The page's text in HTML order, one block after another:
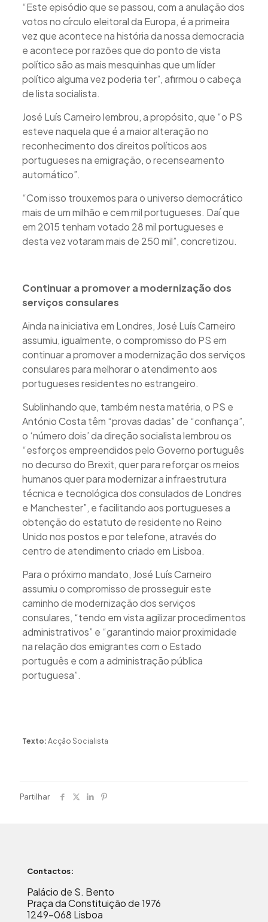
“Este episódio que se passou, com a anulação dos
votos no círculo eleitoral da Europa, é a primeira
vez que acontece na história da nossa democracia
e acontece por razões que do ponto de vista
político são as mais mesquinhas que um líder
político alguma vez poderia ter”, afirmou o cabeça
de lista socialista.
José Luís Carneiro lembrou, a propósito, que “o PS
esteve naquela que é a maior alteração no
reconhecimento dos direitos políticos aos
portugueses na emigração, o recenseamento
automático”.
“Com isso trouxemos para o universo democrático
mais de um milhão e cem mil portugueses. Daí que
em 2015 tenham votado 28 mil portugueses e
desta vez votaram mais de 250 mil”, concretizou.
Continuar a promover a modernização dos
serviços consulares
Ainda na iniciativa em Londres, José Luís Carneiro
assumiu, igualmente, o compromisso do PS em
continuar a promover a modernização dos serviços
consulares para melhorar o atendimento aos
portugueses residentes no estrangeiro.
Sublinhando que, também nesta matéria, o PS e
António Costa têm “provas dadas” de “confiança”,
o ‘número dois’ da direção socialista lembrou os
“esforços empreendidos pelo Governo português
no decurso do Brexit, quer para reforçar os meios
humanos quer para modernizar a infraestrutura
técnica e tecnológica dos consulados de Londres
e Manchester”, e facilitando aos portugueses a
obtenção do estatuto de residente no Reino
Unido nos postos e por telefone, através do
centro de atendimento criado em Lisboa.
Para o próximo mandato, José Luís Carneiro
assumiu o compromisso de prosseguir este
caminho de modernização dos serviços
consulares, “tendo em vista agilizar procedimentos
administrativos” e “garantindo maior proximidade
na relação dos emigrantes com o Estado
português e com a administração pública
portuguesa”.
Texto: Acção Socialista
Partilhar
Contactos:
Palácio de S. Bento
Praça da Constituição de 1976
1249-068 Lisboa